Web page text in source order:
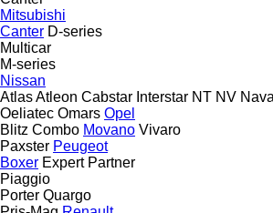
Mitsubishi
Canter D-series
Multicar
M-series
Nissan
AtlasAtleon Cabstar Interstar NT NV
Oeliatec Omars Opel
Blitz Combo Movano Vivaro
Paxster Peugeot
Boxer Expert Partner
Piaggio
Porter Quargo